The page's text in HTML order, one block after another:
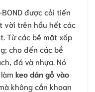
được cải tiến
vời trên hầu hết các
Từ các bề mặt xốp
cho đến các bề
đá và nhựa. Nó
keo dán gỗ vào
không cần khoan